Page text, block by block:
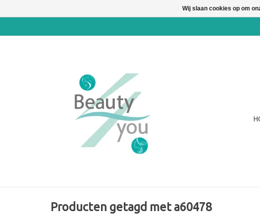
Producten getagd met a60478
Wij slaan cookies op om